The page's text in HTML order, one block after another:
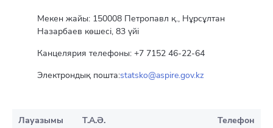
Мекен жайы: 150008 Петропавл қ., Нұрсұлтан
Назарбаев көшесі, 83 үйі
Канцелярия телефоны: +7 7152 46-22-64
Электрондық пошта:statsko@aspire.gov.kz
Лауазымы Т.А.Ә. Телефон